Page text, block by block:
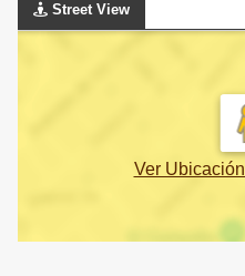
Street View
Ver Ubicación